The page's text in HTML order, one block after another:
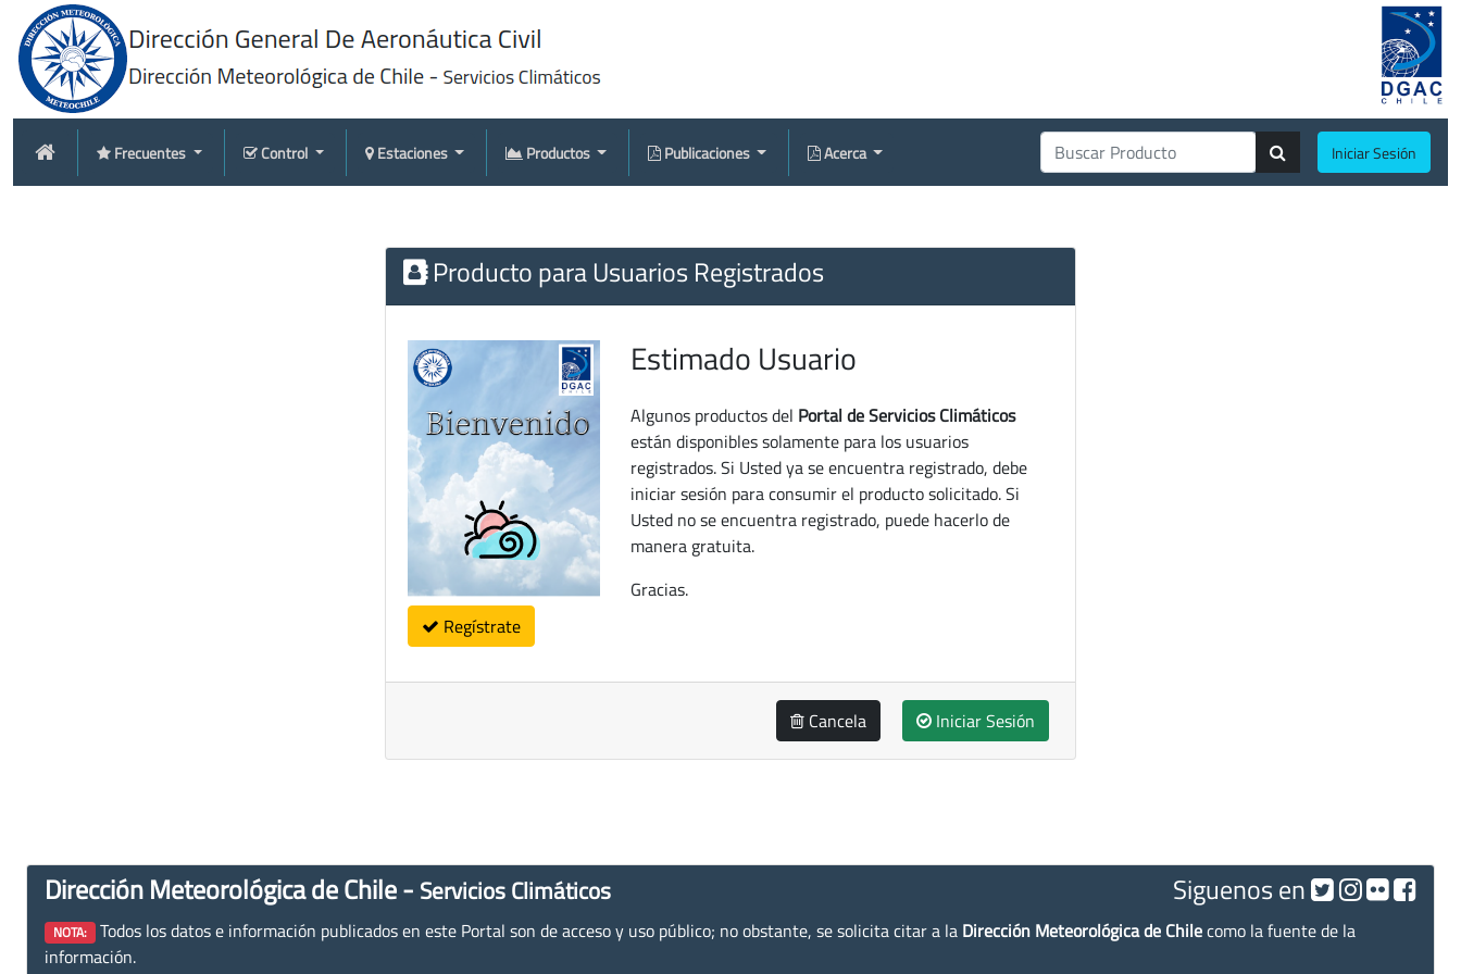
Frecuentes Control Estaciones Productos Publicaciones Acerca Iniciar Sesión
Producto para Usuarios Registrados
Regístrate
Estimado Usuario
Algunos productos del Portal de Servicios Climáticos
están disponibles solamente para los usuarios
registrados. Si Usted ya se encuentra registrado, debe
iniciar sesión para consumir el producto solicitado. Si
Usted no se encuentra registrado, puede hacerlo de
manera gratuita.
Gracias.
Cancela Iniciar Sesión
Dirección Meteorológica de Chile - Servicios Climáticos Siguenos en
NOTA: Todos los datos e información publicados en este Portal son de acceso y uso público; no obstante, se solicita citar a la Dirección Meteorológica de Chilecomo la fuente de la
información.